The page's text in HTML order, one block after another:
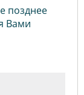
позднее
Вами